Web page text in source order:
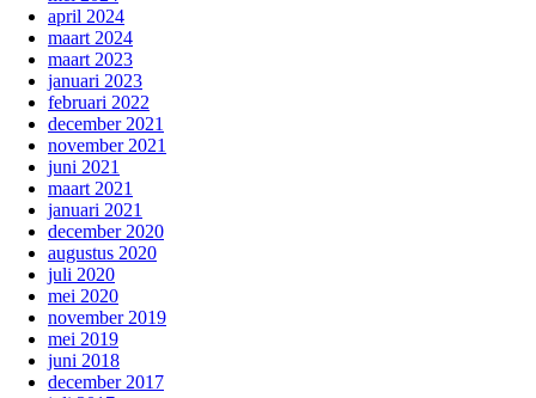
april 2024
maart 2024
maart 2023
januari 2023
februari 2022
december 2021
november 2021
juni 2021
maart 2021
januari 2021
december 2020
augustus 2020
juli 2020
mei 2020
november 2019
mei 2019
juni 2018
december 2017